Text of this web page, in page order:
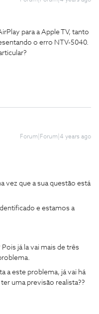
para a Apple TV, tanto
o erro NTV-5040.
Forum|Forum|4 years ago
vez que a sua questão está
e estamos a
já la vai mais de três
a este problema, já vai há
uma previsão realista??